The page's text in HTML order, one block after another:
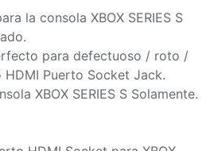
la consola XBOX SERIES S
para defectuoso / roto /
Puerto Socket Jack.
XBOX SERIES S Solamente.